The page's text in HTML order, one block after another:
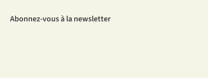
Abonnez-vous à la newsletter